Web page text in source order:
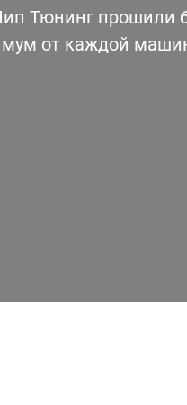
Тюнинг прошили
от каждой